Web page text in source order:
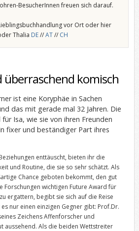
BesucherInnen freuen sich darauf.
vor Ort oder hier
Thalia DE//AT// CH
komisch
ist eine Koryphäe in Sachen
das mit gerade mal 32 Jahren. Die
Isa, wie sie von ihren Freunden
fixer und beständiger Part ihres
enttäuscht, bieten ihr die
und Routine, die sie so sehr schätzt. Als
Chance geboten bekommt, den gut
Forschungen wichtigen Future Award für
ergattern, begibt sie sich auf die Reise
nur einen einzigen Gegner gibt: Prof.Dr.
Zeichens Affenforscher und
aussehend. Als die beiden Wettstreiter